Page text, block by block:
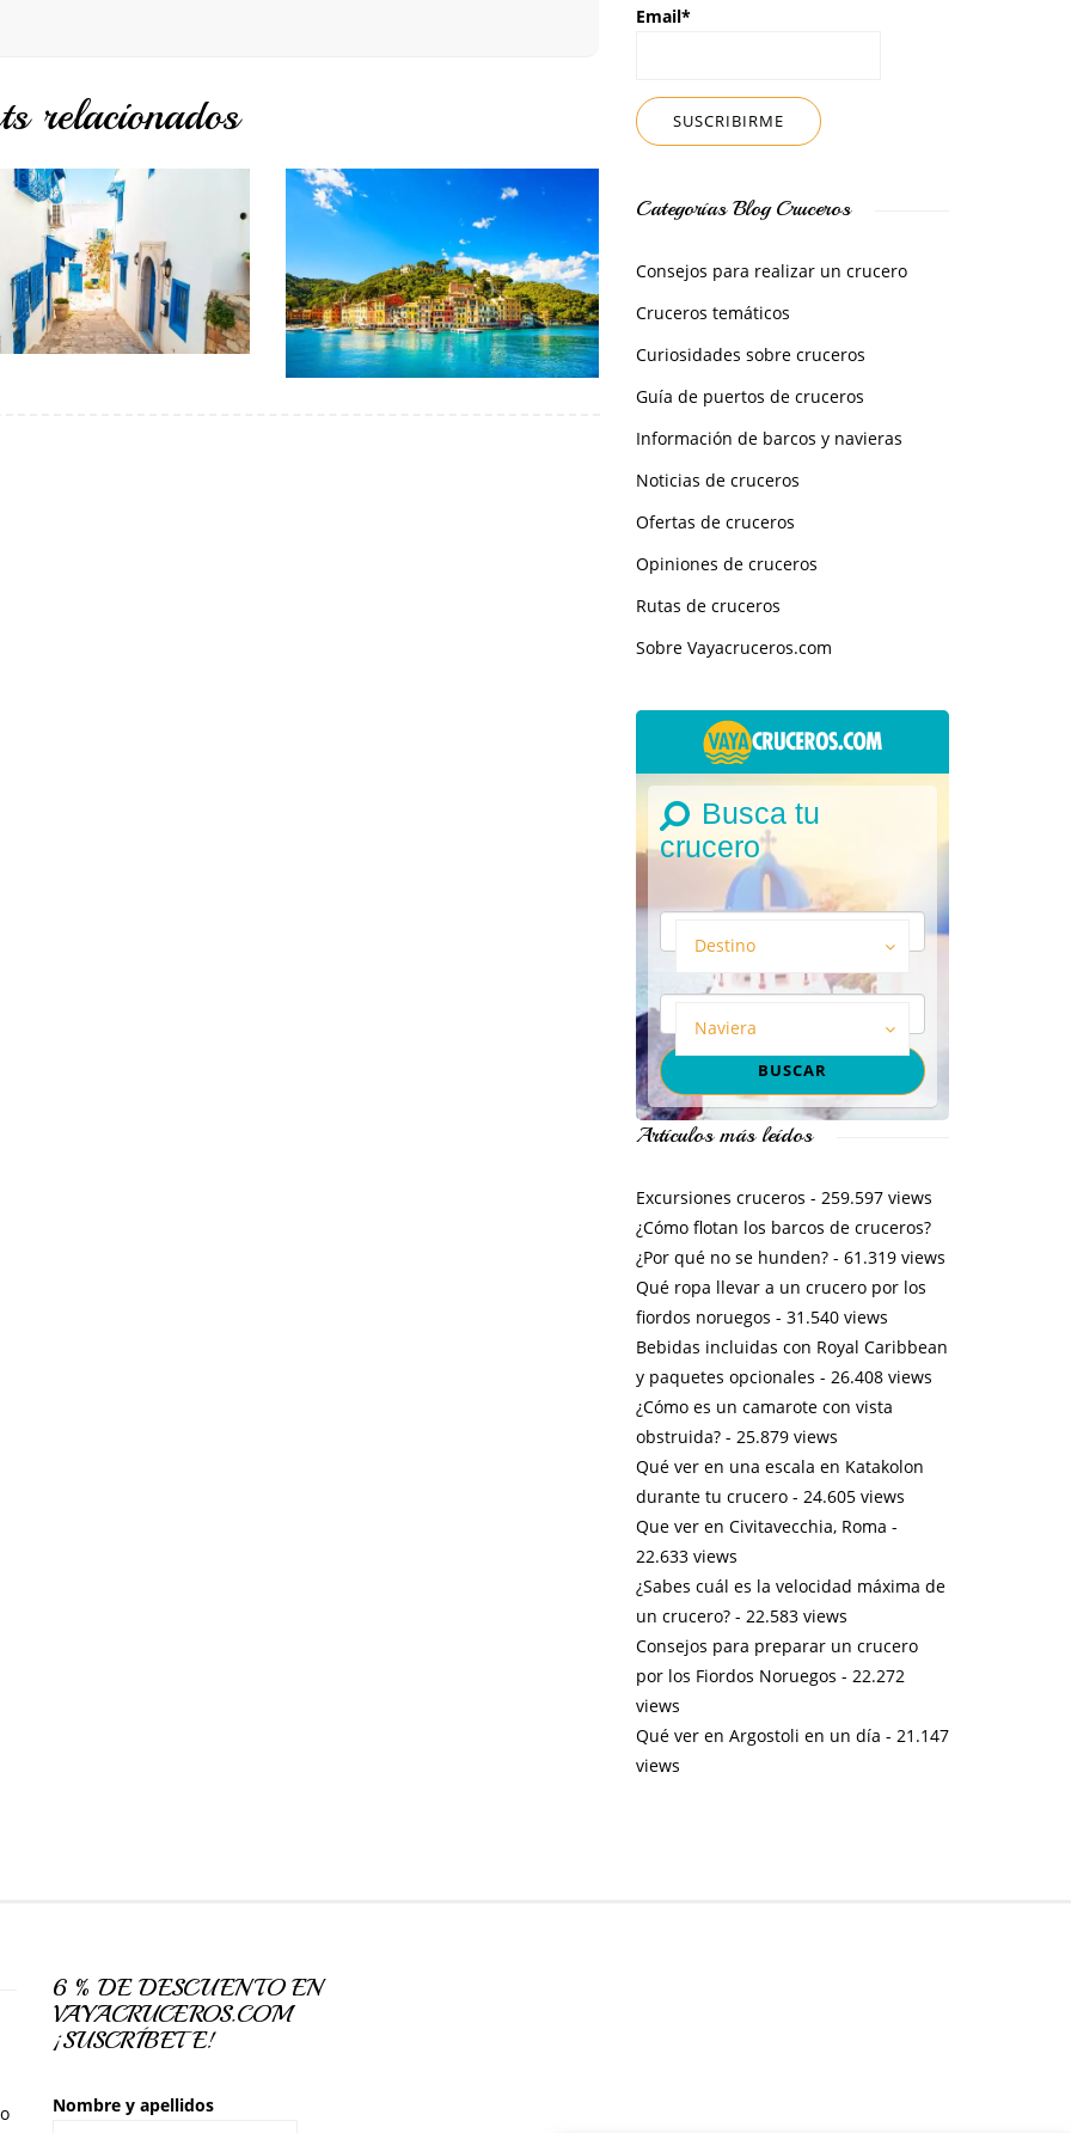
relacionados
Email*
Categorías Blog Cruceros
Consejos para realizar un crucero
Cruceros temáticos
Curiosidades sobre cruceros
Guía de puertos de cruceros
Información de barcos y navieras
Noticias de cruceros
Ofertas de cruceros
Opiniones de cruceros
Rutas de cruceros
Sobre Vayacruceros.com
Busca tu
crucero
Destino
Naviera
Artículos más leídos
Excursiones cruceros - 259.597 views
¿Cómo flotan los barcos de cruceros?
¿Por qué no se hunden?- 61.319 views
Qué ropa llevar a un crucero por los
fiordos noruegos - 31.540 views
Bebidas incluidas con Royal Caribbean
y paquetes opcionales - 26.408 views
¿Cómo es un camarote con vista
obstruida?- 25.879 views
Qué ver en una escala en Katakolon
durante tu crucero- 24.605 views
Que ver en Civitavecchia, Roma -
22.633 views
¿Sabes cuál es la velocidad máxima de
un crucero?- 22.583 views
Consejos para preparar un crucero
por los Fiordos Noruegos - 22.272
views
Qué ver en Argostoli en un día - 21.147
views
6 % DE DESCUENTO EN
VAYACRUCEROS.COM
¡SUSCRÍBETE!
Nombre y apellidos